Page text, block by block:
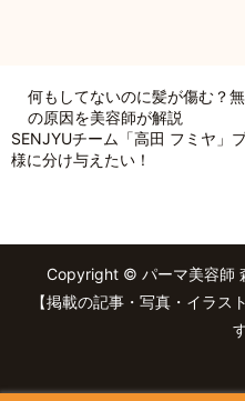
何もしてないのに髪が傷む？
の原因を美容師が解説
SENJYUチーム「高田 フミヤ」
様に分け与えたい！
Copyright © パーマ美容師
【掲載の記事・写真・イラス